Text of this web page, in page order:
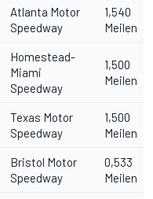
Atlanta Motor
Speedway
1,540
Meilen
Homestead-
Miami
Speedway
1,500
Meilen
Texas Motor
Speedway
1,500
Meilen
Bristol Motor
Speedway
0,533
Meilen